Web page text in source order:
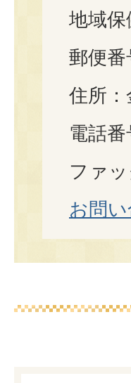
地域保
郵便
住所
電話
ファ
お問